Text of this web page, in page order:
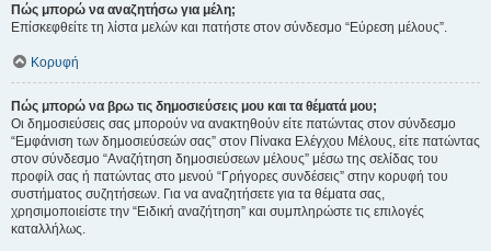
Πώς μπορώ να αναζητήσω για μέλη;
Επίσκεφθείτε τη λίστα μελών και πατήστε στον σύνδεσμο “Εύρεση μέλους”.
Κορυφή
Πώς μπορώ να βρω τις δημοσιεύσεις μου και τα θέματά μου;
Οι δημοσιεύσεις σας μπορούν να ανακτηθούν είτε πατώντας στον σύνδεσμο
“Εμφάνιση των δημοσιεύσεών σας” στον Πίνακα Ελέγχου Μέλους, είτε πατώντας
στον σύνδεσμο “Αναζήτηση δημοσιεύσεων μέλους” μέσω της σελίδας του
προφίλ σας ή πατώντας στο μενού “Γρήγορες συνδέσεις” στην κορυφή του
συστήματος συζητήσεων. Για να αναζητήσετε για τα θέματα σας,
χρησιμοποιείστε την “Ειδική αναζήτηση” και συμπληρώστε τις επιλογές
καταλλήλως.